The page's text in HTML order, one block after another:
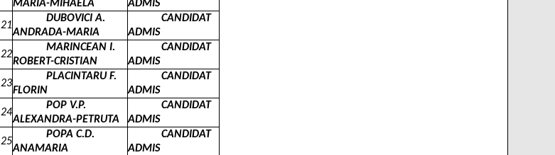
MARIA-MIHAELA
ADMIS
21
DUBOVICI A.
ANDRADA-MARIA
CANDIDAT
ADMIS
22
MARINCEAN I.
ROBERT-CRISTIAN
CANDIDAT
ADMIS
23
PLACINTARU F.
FLORIN
CANDIDAT
ADMIS
24
POP V.P.
ALEXANDRA-PETRUTA
CANDIDAT
ADMIS
25
POPA C.D.
ANAMARIA
CANDIDAT
ADMIS